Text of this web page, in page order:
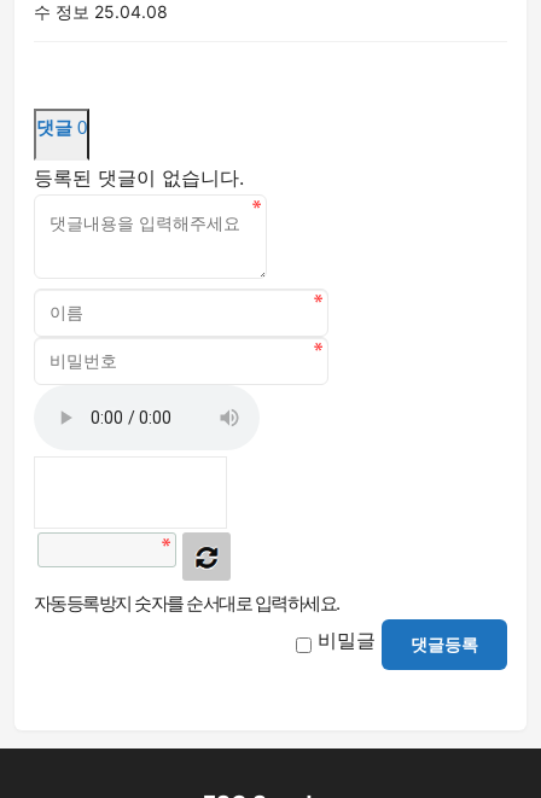
수 정보 25.04.08
댓글 0
등록된 댓글이 없습니다.
자동등록방지 숫자를 순서대로 입력하세요.
비밀글 댓글등록